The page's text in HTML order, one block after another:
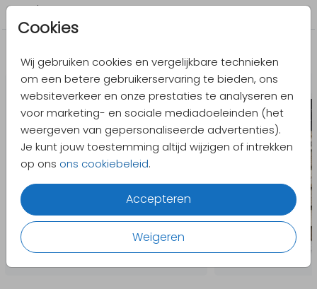
Cookies
Wij gebruiken cookies en vergelijkbare technieken
om een betere gebruikerservaring te bieden, ons
websiteverkeer en onze prestaties te analyseren en
voor marketing- en sociale mediadoeleinden (het
weergeven van gepersonaliseerde advertenties).
Je kunt jouw toestemming altijd wijzigen of intrekken
op ons ons cookiebeleid.
Accepteren
Weigeren
Kerstkaarten
Meer in dezelfde stijl